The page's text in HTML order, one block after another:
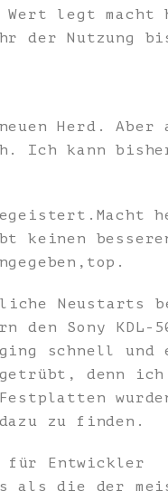
Wert legt
der Nutzung
Herd.
Ich kann
keinen
Neustarts
den Sony KDL-
schnell
denn ich
zu finden.
für Entwickler
als die der